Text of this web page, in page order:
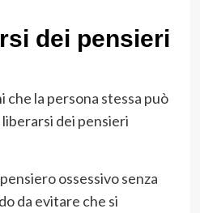
dei pensieri
che la persona stessa può
dei pensieri
ossessivo senza
da evitare che si